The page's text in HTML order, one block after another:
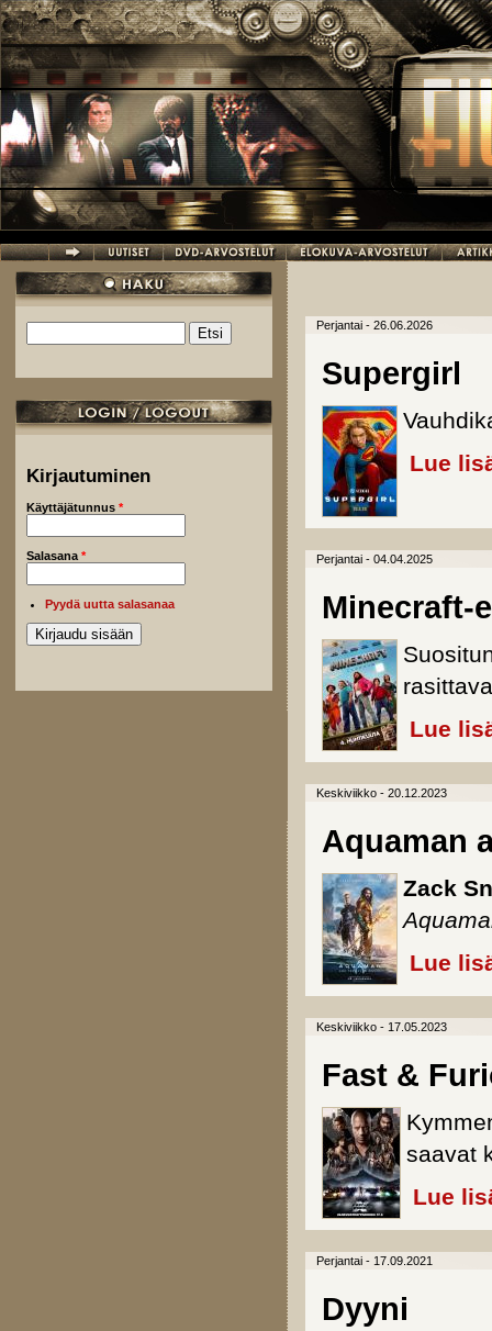
Hyppää pääsisältöön
Hakulomake
Kirjautuminen
Käyttäjätunnus *
Salasana *
Pyydä uutta salasanaa
Perjantai - 26.06.2026
Supergirl
Lue
Perjantai - 04.04.2025
Minecraft-
Lue
Keskiviikko - 20.12.2023
Aquaman
Zack
Lue
Keskiviikko - 17.05.2023
Fast &
saavat
Lue
Perjantai - 17.09.2021
Dyyni